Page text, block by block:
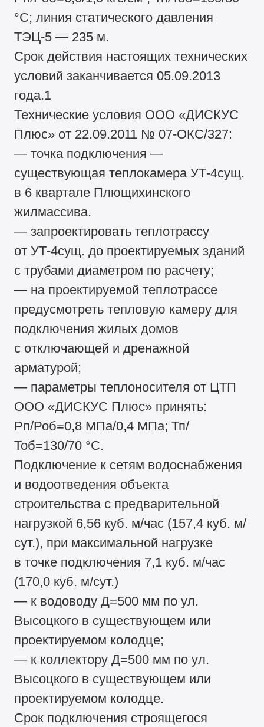
°С; линия статического давления
ТЭЦ-5 — 235 м.
Срок действия настоящих технических
условий заканчивается 05.09.2013
года.1
Технические условия ООО «ДИСКУС
Плюс» от 22.09.2011 № 07-ОКС/327:
— точка подключения —
существующая теплокамера УТ-4сущ.
в 6 квартале Плющихинского
жилмассива.
— запроектировать теплотрассу
от УТ-4сущ. до проектируемых зданий
с трубами диаметром по расчету;
— на проектируемой теплотрассе
предусмотреть тепловую камеру для
подключения жилых домов
с отключающей и дренажной
арматурой;
— параметры теплоносителя от ЦТП
ООО «ДИСКУС Плюс» принять:
Рп/Роб=0,8 МПа/0,4 МПа; Тп/
Тоб=130/70 °С.
Подключение к сетям водоснабжения
и водоотведения объекта
строительства с предварительной
нагрузкой 6,56 куб. м/час (157,4 куб. м/
сут.), при максимальной нагрузке
в точке подключения 7,1 куб. м/час
(170,0 куб. м/сут.)
— к водоводу Д=500 мм по ул.
Высоцкого в существующем или
проектируемом колодце;
— к коллектору Д=500 мм по ул.
Высоцкого в существующем или
проектируемом колодце.
Срок подключения строящегося